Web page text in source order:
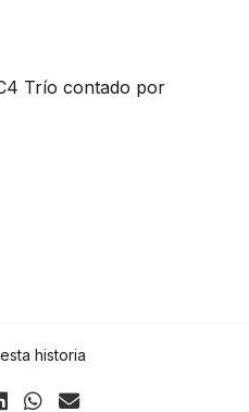
Trío contado por
historia
ShareShareShare